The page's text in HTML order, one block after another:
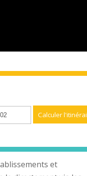
et